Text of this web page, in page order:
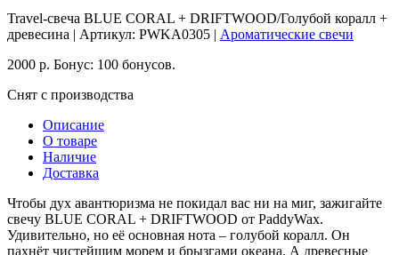
Travel-свеча BLUE CORAL + DRIFTWOOD/Голубой коралл +
древесина | Артикул: PWKA0305 | Ароматические свечи
2000 р. Бонус: 100 бонусов.
Снят с производства
Описание
О товаре
Наличие
Доставка
Чтобы дух авантюризма не покидал вас ни на миг, зажигайте
свечу BLUE CORAL + DRIFTWOOD от PaddyWax.
Удивительно, но её основная нота – голубой коралл. Он
пахнёт чистейшим морем и брызгами океана. А древесные